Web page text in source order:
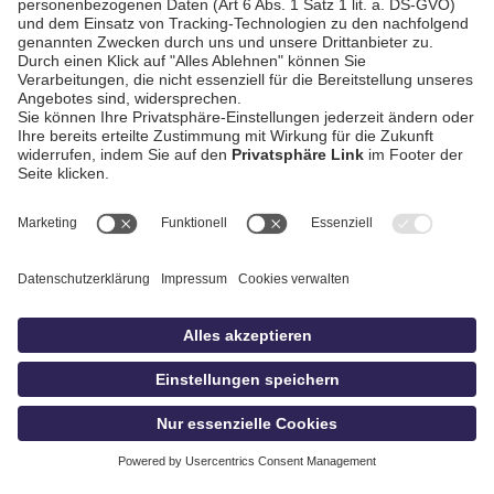
AGB / Gewinnspiele
Datenschutz
Impressum
idowa
Privatsphäre